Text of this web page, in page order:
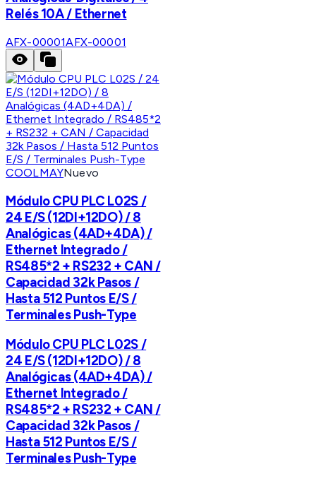
Relés 10A / Ethernet
AFX-00001AFX-00001
COOLMAYNuevo
Módulo CPU PLC L02S /
24 E/S (12DI+12DO) / 8
Analógicas (4AD+4DA) /
Ethernet Integrado /
RS485*2 + RS232 + CAN /
Capacidad 32k Pasos /
Hasta 512 Puntos E/S /
Terminales Push-Type
Módulo CPU PLC L02S /
24 E/S (12DI+12DO) / 8
Analógicas (4AD+4DA) /
Ethernet Integrado /
RS485*2 + RS232 + CAN /
Capacidad 32k Pasos /
Hasta 512 Puntos E/S /
Terminales Push-Type